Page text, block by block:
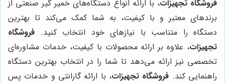
فروشگاه تجهیزات، با ارائه انواع دستگاه‌های خمیر گیر صنعتی از
برندهای معتبر و با کیفیت، به شما کمک می‌کند تا بهترین
دستگاه را متناسب با نیازهای خود انتخاب کنید. فروشگاه
تجهیزات، علاوه بر ارائه محصولات با کیفیت، خدمات مشاوره‌ای
تخصصی نیز ارائه می‌دهد تا شما را در انتخاب بهترین دستگاه
راهنمایی کند. فروشگاه تجهیزات، با ارائه گارانتی و خدمات پس